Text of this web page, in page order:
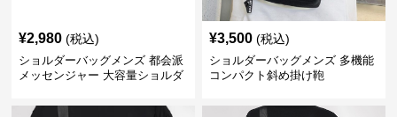
¥2,980 (税込)
ショルダーバッグメンズ 都会派
メッセンジャー 大容量ショルダ
¥3,500 (税込)
ショルダーバッグメンズ 多機能
コンパクト斜め掛け鞄